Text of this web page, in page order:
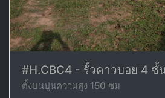
#H.CBC4 - รั้วคาวบอย 4 ชั้
ตั้งบนปูนความสูง 150 ซม